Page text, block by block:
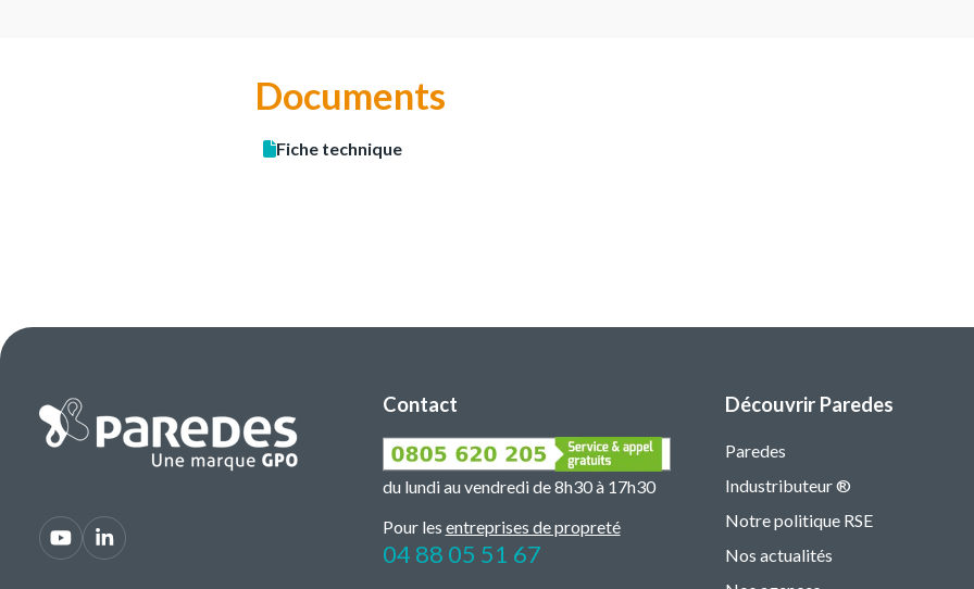
Documents
Fiche technique
Contact
du lundi au vendredi de 8h30 à 17h30
Pour les entreprises de propreté
04 88 05 51 67
Découvrir Paredes
Paredes
Industributeur ®
Notre politique RSE
Nos actualités